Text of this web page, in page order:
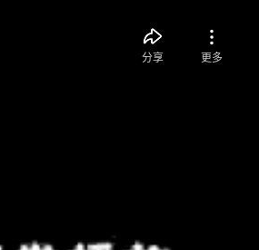
分享 更多